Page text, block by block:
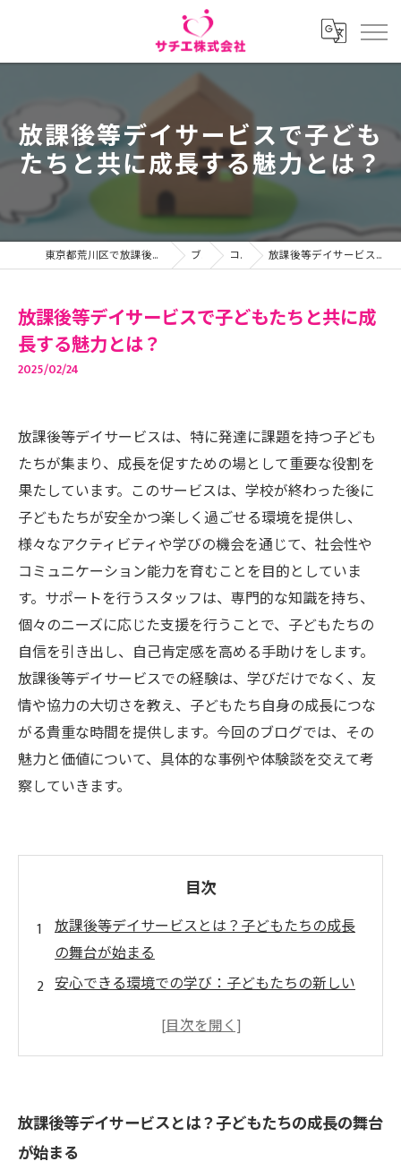
放課後等デイサービスで子ども
たちと共に成長する魅力とは？
東京都荒川区で放課後等デイサービスの求人ならサチエ株式会社 ブログ コラム 放課後等デイサービスで子どもたちと共に成長する魅力とは？
放課後等デイサービスで子どもたちと共に成
長する魅力とは？
2025/02/24
放課後等デイサービスは、特に発達に課題を持つ子ども
たちが集まり、成長を促すための場として重要な役割を
果たしています。このサービスは、学校が終わった後に
子どもたちが安全かつ楽しく過ごせる環境を提供し、
様々なアクティビティや学びの機会を通じて、社会性や
コミュニケーション能力を育むことを目的としていま
す。サポートを行うスタッフは、専門的な知識を持ち、
個々のニーズに応じた支援を行うことで、子どもたちの
自信を引き出し、自己肯定感を高める手助けをします。
放課後等デイサービスでの経験は、学びだけでなく、友
情や協力の大切さを教え、子どもたち自身の成長につな
がる貴重な時間を提供します。今回のブログでは、その
魅力と価値について、具体的な事例や体験談を交えて考
察していきます。
目次
放課後等デイサービスとは？子どもたちの成長
の舞台が始まる
安心できる環境での学び：子どもたちの新しい
える道
体験談から学ぶ：子どもたちが見つけた自分の
放課後等デイサービスとは？子どもたちの成長の舞台
が始まる